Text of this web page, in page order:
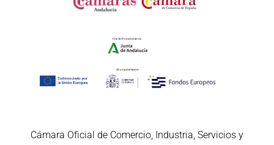
Cámara Oficial de Comercio, Industria, Servicios y